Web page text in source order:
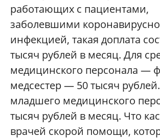
работающих с пациентами,
заболевшими
инфекцией, такая доплата
тысяч рублей в месяц. Для
медицинского персонала —
медсестер — 50 тысяч
младшего медицинского
тысяч рублей в месяц. Что
врачей скорой помощи,